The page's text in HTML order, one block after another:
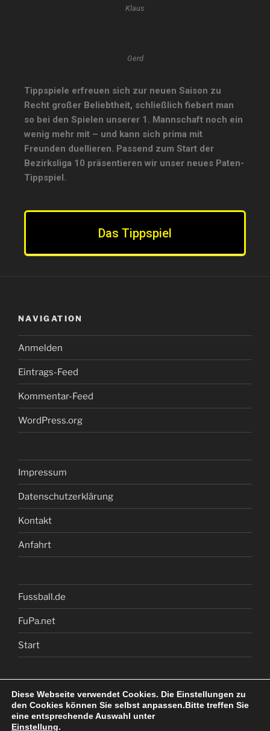
Klaus
Gerd
Tippspiele erfreuen sich zur neuen Saison zu
Recht großer Beliebtheit, schließlich fiebert man
so bei den Spielen unserer 1. Mannschaft noch ein
wenig mehr mit – und kann sich prima mit
Freunden duellieren. Passend zum Start der
Bezirksliga 10 präsentieren wir unser neues Paten-
Tippspiel.
Das Tippspiel
NAVIGATION
Anmelden
Eintrags-Feed
Kommentar-Feed
WordPress.org
Impressum
Datenschutzerklärung
Kontakt
Anfahrt
Fussball.de
FuPa.net
Start
Diese Webseite verwendet Cookies. Die Einstellungen zu
den Cookies können Sie selbst anpassen.Bitte treffen Sie
eine entsprechende Auswahl unter
Einstellung.